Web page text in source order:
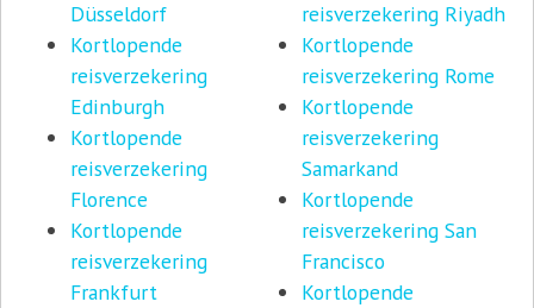
Düsseldorf
Kortlopende
reisverzekering
Edinburgh
Kortlopende
reisverzekering
Florence
Kortlopende
reisverzekering
Frankfurt
reisverzekering Riyadh
Kortlopende
reisverzekering Rome
Kortlopende
reisverzekering
Samarkand
Kortlopende
reisverzekering San
Francisco
Kortlopende